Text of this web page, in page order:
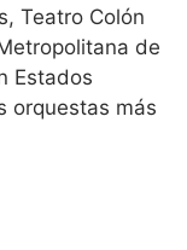
Teatro Colón
de
Estados
orquestas más